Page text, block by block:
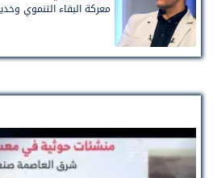
معركة البقاء التنموي